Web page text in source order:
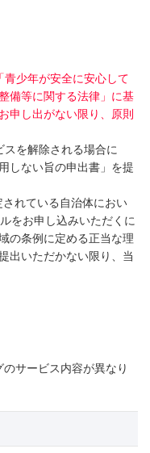
少年が安全に安心して
備等に関する法律」に基
申し出がない限り、原則
を解除される場合に
しない旨の申出書」を提
れている自治体におい
をお申し込みいただくに
の条例に定める正当な理
出いただかない限り、当
サービス内容が異なり